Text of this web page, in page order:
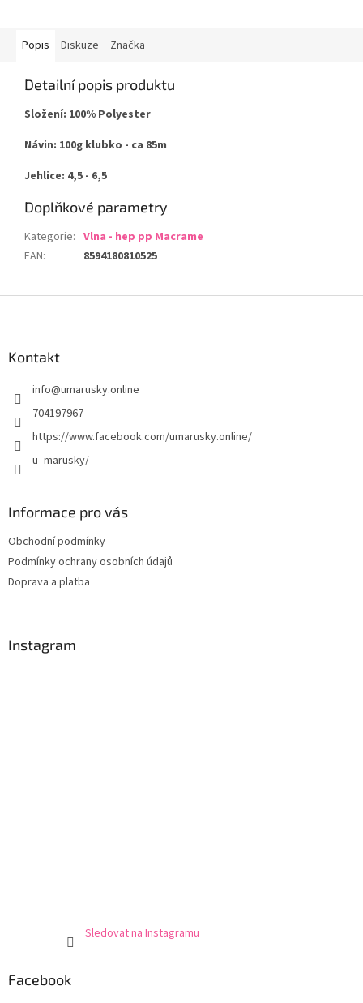
Popis Diskuze Značka
Detailní popis produktu
Složení: 100% Polyester
Návin: 100g klubko - ca 85m
Jehlice: 4,5 - 6,5
Doplňkové parametry
Kategorie: Vlna - hep pp Macrame
EAN: 8594180810525
Kontakt
info@umarusky.online
704197967
https://www.facebook.com/umarusky.online/
u_marusky/
Informace pro vás
Obchodní podmínky
Podmínky ochrany osobních údajů
Doprava a platba
Instagram
Sledovat na Instagramu
Facebook